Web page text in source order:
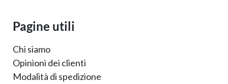
Pagine utili
Chi siamo
Opinioni dei clienti
Modalità di spedizione